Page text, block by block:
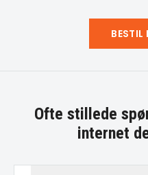
Ofte stillede
internet